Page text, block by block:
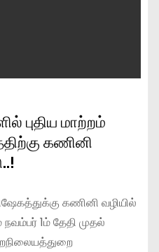
புதிய மாற்றம்
கணினி
கணினி வழியில்
1ம் தேதி முதல்